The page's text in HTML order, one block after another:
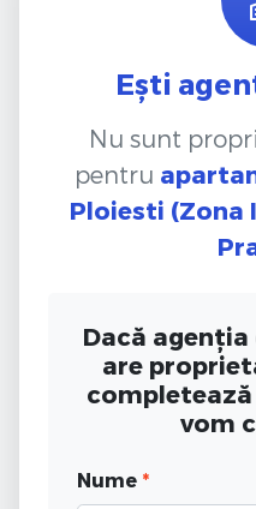
Ești
Nu sunt
pentru
Ploiesti (Zona
Dacă
are
vom
Nume *